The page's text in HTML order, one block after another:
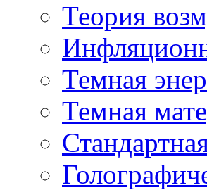
Теория
Темная
Темная